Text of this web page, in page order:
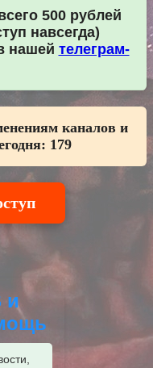
500 рублей
навсегда)
нашей телеграм-
каналов и
179
и